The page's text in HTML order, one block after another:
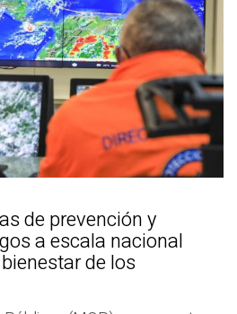
de prevención y
a escala nacional
de los